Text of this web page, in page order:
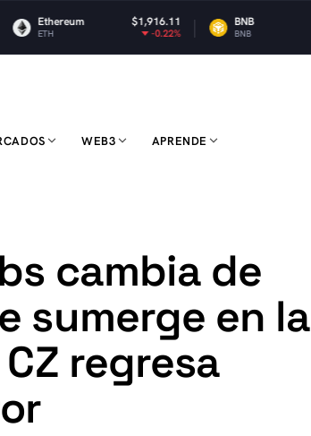
$1,916.11
-0.22%
BNB $603.07
BNB
WEB3 APRENDE
cambia de
sumerge en la
regresa